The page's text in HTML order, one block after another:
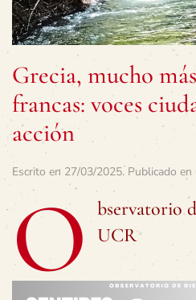
Grecia, mucho
francas: voces
acción
Escrito en 27/03/2025. Publicado en
O
bservatorio
UCR